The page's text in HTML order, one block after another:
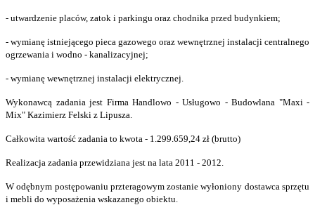
- utwardzenie placów, zatok i parkingu oraz chodnika przed budynkiem;
- wymianę istniejącego pieca gazowego oraz wewnętrznej instalacji centralnego
ogrzewania i wodno - kanalizacyjnej;
- wymianę wewnętrznej instalacji elektrycznej.
Wykonawcą zadania jest Firma Handlowo - Usługowo - Budowlana "Maxi -
Mix" Kazimierz Felski z Lipusza.
Całkowita wartość zadania to kwota - 1.299.659,24 zł (brutto)
Realizacja zadania przewidziana jest na lata 2011 - 2012.
W odębnym postępowaniu przteragowym zostanie wyłoniony dostawca sprzętu
i mebli do wyposażenia wskazanego obiektu.